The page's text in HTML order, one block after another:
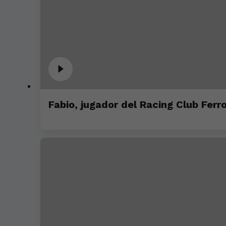
Fabio, jugador del Racing Club